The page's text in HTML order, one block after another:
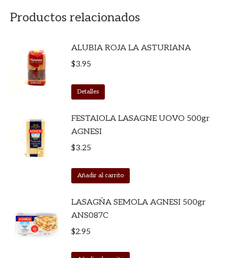
Productos relacionados
ALUBIA ROJA LA ASTURIANA
$3.95
Detalles
FESTAIOLA LASAGNE UOVO 500gr
AGNESI
$3.25
Añadir al carrito
LASAGÑA SEMOLA AGNESI 500gr
ANS087C
$2.95